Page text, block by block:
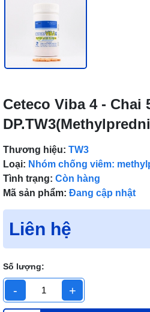
Ceteco Viba 4 - Chai
Thương hiệu: TW3
Loại: Nhóm chống viêm:
Tình trạng: Còn hàng
Mã sản phẩm: Đang cập nhật
Liên hệ
Số lượng:
- +